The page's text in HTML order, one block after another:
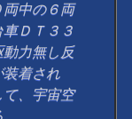
両中の６両
ＤＴ３３
動力無し反
装着され
て、宇宙空